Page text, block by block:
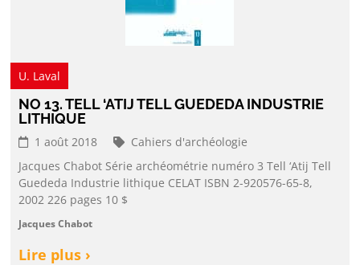
U. Laval
NO 13. TELL ‘ATIJ TELL GUEDEDA INDUSTRIE
LITHIQUE
1 août 2018
Cahiers d'archéologie
Jacques Chabot Série archéométrie numéro 3 Tell ‘Atij Tell
Guededa Industrie lithique CELAT ISBN 2-920576-65-8,
2002 226 pages 10 $
Jacques Chabot
Lire plus ›